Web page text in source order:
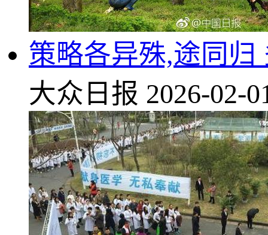
策略各异殊,途同归
大众日报 2026-02-